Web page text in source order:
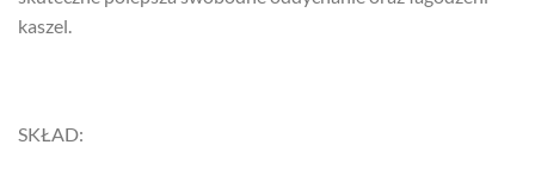
kaszel.
SKŁAD: